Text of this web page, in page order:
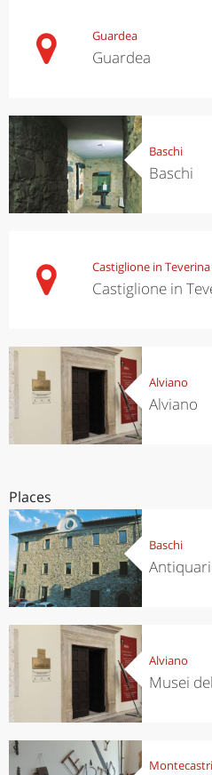
Guardea
Guardea
Baschi
Baschi
Castiglione in Teverina
Castiglione in
Alviano
Alviano
Places
Baschi
Alviano
Musei